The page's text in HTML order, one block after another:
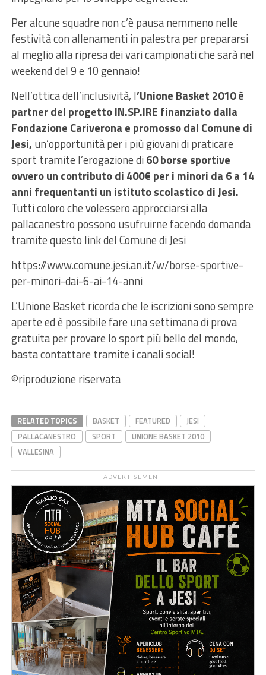
Per alcune squadre non c’è pausa nemmeno nelle
festività con allenamenti in palestra per prepararsi
al meglio alla ripresa dei vari campionati che sarà nel
weekend del 9 e 10 gennaio!
Nell’ottica dell’inclusività, l’Unione Basket 2010 è
partner del progetto IN.SP.IRE finanziato dalla
Fondazione Cariverona e promosso dal Comune di
Jesi, un’opportunità per i più giovani di praticare
sport tramite l’erogazione di60 borse sportive
ovvero un contributo di 400€ per i minori da 6 a 14
anni frequentanti un istituto scolastico di Jesi.
Tutti coloro che volessero approcciarsi alla
pallacanestro possono usufruirne facendo domanda
tramite questo link del Comune di Jesi
https://www.comune.jesi.an.it/w/borse-sportive-
per-minori-dai-6-ai-14-anni
L’Unione Basket ricorda che le iscrizioni sono sempre
aperte ed è possibile fare una settimana di prova
gratuita per provare lo sport più bello del mondo,
basta contattare tramite i canali social!
©riproduzione riservata
RELATED TOPICS BASKET FEATURED
JESI
PALLACANESTRO
SPORT
UNIONE BASKET 2010
VALLESINA
ADVERTISEMENT